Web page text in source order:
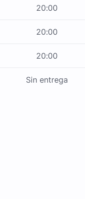
20:00
20:00
20:00
Sin entrega